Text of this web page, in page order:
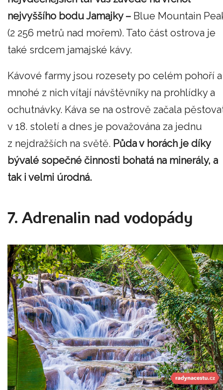
nejvyššího bodu Jamajky – Blue Mountain
(2 256 metrů nad mořem). Tato část ostrova je
také srdcem jamajské kávy.
Kávové farmy jsou rozesety po celém pohoří a
mnohé z nich vítají návštěvníky na prohlídky a
ochutnávky. Káva se na ostrově začala
v 18. století a dnes je považována za jednu
z nejdražších na světě. Půda v horách je díky
bývalé sopečné činnosti bohatá na minerály, a
tak i velmi úrodná.
7. Adrenalin nad vodopády